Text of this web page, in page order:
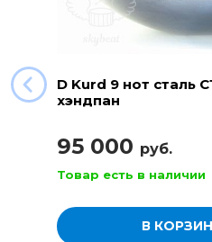
D Kurd 9 нот сталь
хэндпан
95 000 руб.
Товар есть в наличии
В